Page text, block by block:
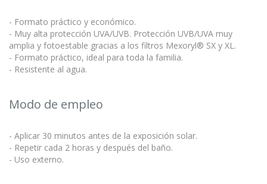
- Formato práctico y económico.
- Muy alta protección UVA/UVB. Protección UVB/UVA muy
amplia y fotoestable gracias a los filtros Mexoryl® SX y XL.
- Formato práctico, ideal para toda la familia.
- Resistente al agua.
Modo de empleo
- Aplicar 30 minutos antes de la exposición solar.
- Repetir cada 2 horas y después del baño.
- Uso externo.